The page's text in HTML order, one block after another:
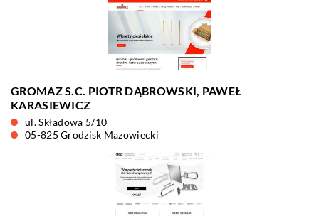
GROMAZ S.C. PIOTR DĄBROWSKI, PAWEŁ
KARASIEWICZ
ul. Składowa 5/10
05-825 Grodzisk Mazowiecki